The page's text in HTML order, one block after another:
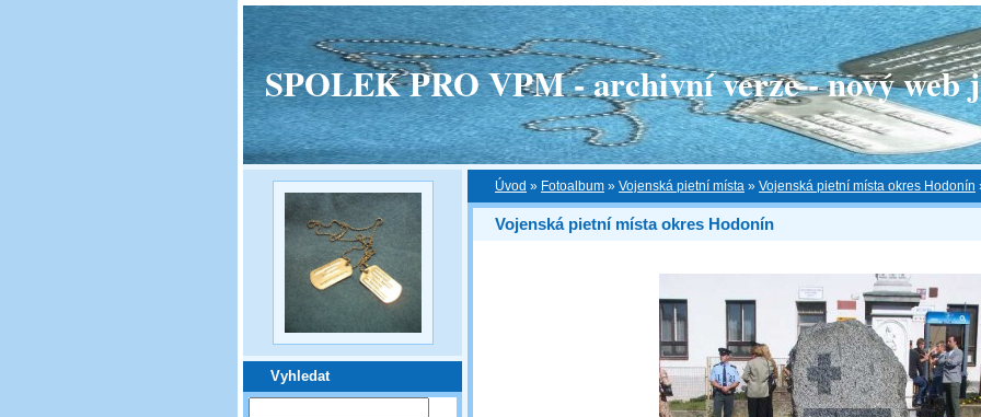
SPOLEK PRO VPM - archivní verze - nový web
Vyhledat
Úvod » Fotoalbum » Vojenská pietní místa » Vojenská pietní místa okres Hodonín
Vojenská pietní místa okres Hodonín